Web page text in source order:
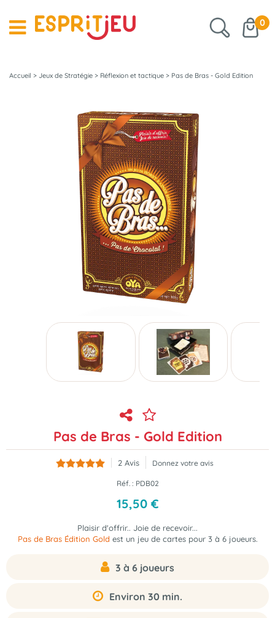
0
Accueil > Jeux de Stratégie > Réflexion et tactique > Pas de Bras - Gold Edition
Pas de Bras - Gold Edition
2 Avis Donnez votre avis
Réf. : PDB02
15,50 €
Plaisir d'offrir.. Joie de recevoir...
Pas de Bras Édition Gold est un jeu de cartespour 3 à 6 joueurs.
3 à 6 joueurs
Environ 30 min.